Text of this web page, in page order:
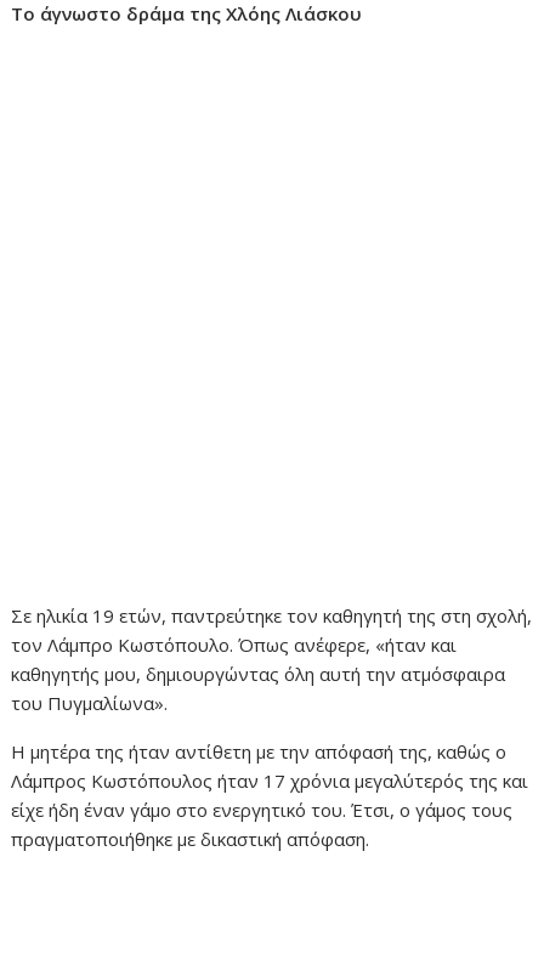
Το άγνωστο δράμα της Χλόης Λιάσκου
Σε ηλικία 19 ετών, παντρεύτηκε τον καθηγητή της στη σχολή,
τον Λάμπρο Κωστόπουλο. Όπως ανέφερε, «ήταν και
καθηγητής μου, δημιουργώντας όλη αυτή την ατμόσφαιρα
του Πυγμαλίωνα».
Η μητέρα της ήταν αντίθετη με την απόφασή της, καθώς ο
Λάμπρος Κωστόπουλος ήταν 17 χρόνια μεγαλύτερός της και
είχε ήδη έναν γάμο στο ενεργητικό του. Έτσι, ο γάμος τους
πραγματοποιήθηκε με δικαστική απόφαση.